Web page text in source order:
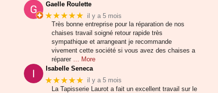
Gaelle Roulette
★★★★★ il y a 5 mois
Très bonne entreprise pour la réparation de nos
chaises travail soigné retour rapide très
sympathique et arrangeant je recommande
vivement cette société si vous avez des chaises a
réparer … More
Isabelle Seneca
★★★★★ il y a 5 mois
La Tapisserie Laurot a fait un excellent travail sur le